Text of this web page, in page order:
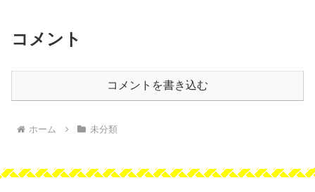
コメント
コメントを書き込む
ホーム 未分類